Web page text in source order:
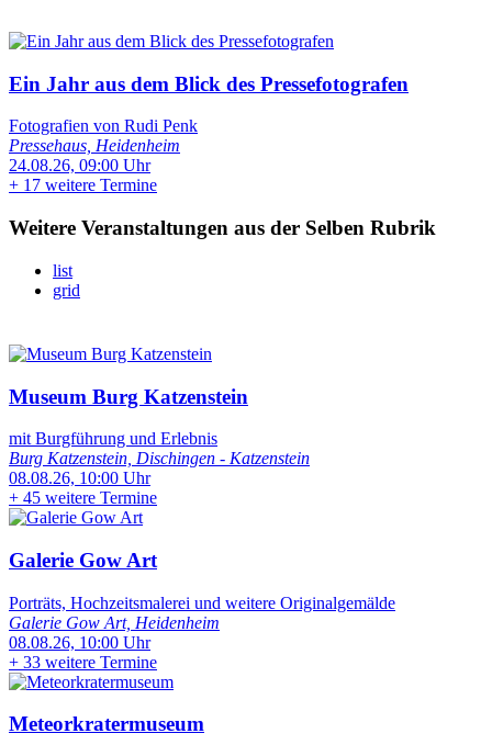
Ein Jahr aus dem Blick des Pressefotografen
Fotografien von Rudi Penk
Pressehaus, Heidenheim
24.08.26, 09:00 Uhr
+ 17 weitere Termine
Weitere Veranstaltungen aus der Selben Rubrik
list
grid
Museum Burg Katzenstein
mit Burgführung und Erlebnis
Burg Katzenstein, Dischingen - Katzenstein
08.08.26, 10:00 Uhr
+ 45 weitere Termine
Galerie Gow Art
Porträts, Hochzeitsmalerei und weitere Originalgemälde
Galerie Gow Art, Heidenheim
08.08.26, 10:00 Uhr
+ 33 weitere Termine
Meteorkratermuseum